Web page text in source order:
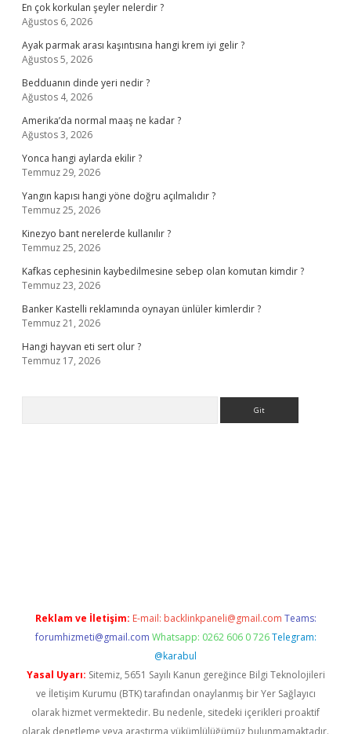
En çok korkulan şeyler nelerdir ?
Ağustos 6, 2026
Ayak parmak arası kaşıntısına hangi krem iyi gelir ?
Ağustos 5, 2026
Bedduanın dinde yeri nedir ?
Ağustos 4, 2026
Amerika’da normal maaş ne kadar ?
Ağustos 3, 2026
Yonca hangi aylarda ekilir ?
Temmuz 29, 2026
Yangın kapısı hangi yöne doğru açılmalıdır ?
Temmuz 25, 2026
Kinezyo bant nerelerde kullanılır ?
Temmuz 25, 2026
Kafkas cephesinin kaybedilmesine sebep olan komutan kimdir ?
Temmuz 23, 2026
Banker Kastelli reklamında oynayan ünlüler kimlerdir ?
Temmuz 21, 2026
Hangi hayvan eti sert olur ?
Temmuz 17, 2026
Reklam ve İletişim: E-mail: backlinkpaneli@gmail.com Teams:
forumhizmeti@gmail.com Whatsapp: 0262 606 0 726 Telegram:
@karabul
Yasal Uyarı: Sitemiz, 5651 Sayılı Kanun gereğince Bilgi Teknolojileri
ve İletişim Kurumu (BTK) tarafından onaylanmış bir Yer Sağlayıcı
olarak hizmet vermektedir. Bu nedenle, sitedeki içerikleri proaktif
olarak denetleme veya araştırma yükümlülüğümüz bulunmamaktadır.